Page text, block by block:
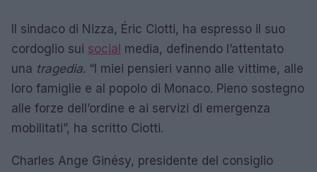
Il sindaco di Nizza, Éric Ciotti, ha espresso il suo
cordoglio sui social media, definendo l’attentato
una tragedia. “I miei pensieri vanno alle vittime, alle
loro famiglie e al popolo di Monaco. Pieno sostegno
alle forze dell’ordine e ai servizi di emergenza
mobilitati”, ha scritto Ciotti.
Charles Ange Ginésy, presidente del consiglio